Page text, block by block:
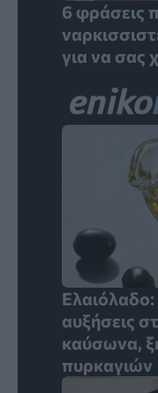
6 φράσεις
για να σας
Ελαιόλαδο:
αυξήσεις
καύσωνα,
πυρκαγιών